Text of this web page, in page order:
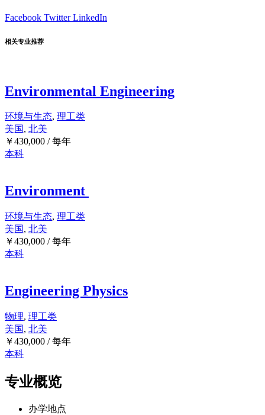
Facebook TwitterLinkedIn
相关专业推荐
Environmental Engineering
环境与生态, 理工类
美国, 北美
￥430,000 / 每年
本科
Environment
环境与生态, 理工类
美国, 北美
￥430,000 / 每年
本科
Engineering Physics
物理, 理工类
美国, 北美
￥430,000 / 每年
本科
专业概览
办学地点